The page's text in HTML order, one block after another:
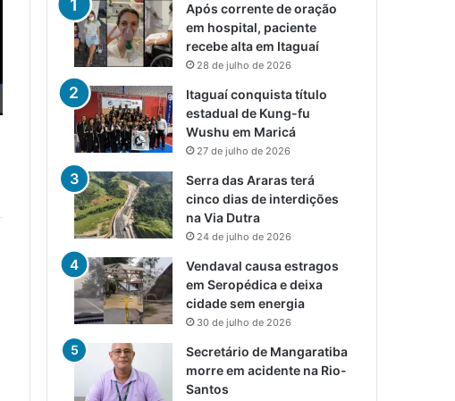
Após corrente de oração
em hospital, paciente
recebe alta em Itaguaí
28 de julho de 2026
Itaguaí conquista título
estadual de Kung-fu
Wushu em Maricá
27 de julho de 2026
Serra das Araras terá
cinco dias de interdições
na Via Dutra
24 de julho de 2026
Vendaval causa estragos
em Seropédica e deixa
cidade sem energia
30 de julho de 2026
Secretário de Mangaratiba
morre em acidente na Rio-
Santos